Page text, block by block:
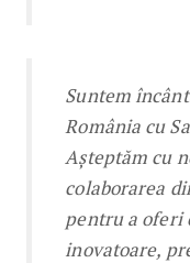
Suntem
România cu
Așteptăm cu
colaborarea
pentru a
inovatoare,